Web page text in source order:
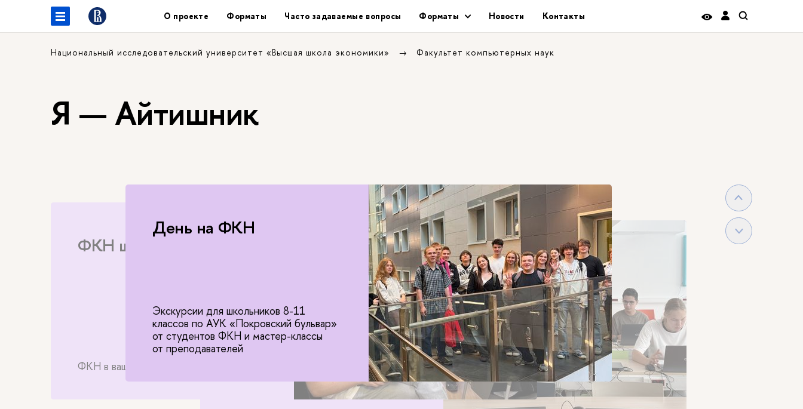
О проекте Форматы Часто задаваемые вопросы Форматы Новости Контакты
Национальный исследовательский университет «Высшая школа экономики» Факультет компьютерных наук
Я — Айтишник
Экскурсии для школьников 8-11
классов по АУК «Покровский бульвар»
от студентов ФКН и мастер-классы
от преподавателей
Практика на ФКН
Пройди школьную летнюю практику на
ФКН
ФКН глазами студента
Студенты о ФКН в вашей школе
ФКН школе
ФКН в вашей школе